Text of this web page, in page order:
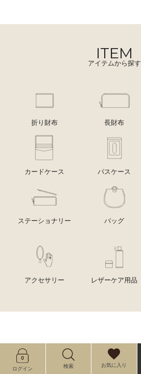
ITEM
アイテムから探す
折り財布 長財布
カードケース パスケース
ステーショナリー バッグ
アクセサリー レザーケア用品
ログイン 検索 お気に入り